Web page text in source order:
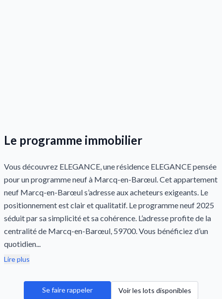
Le programme immobilier
Vous découvrez ELEGANCE, une résidence ELEGANCE pensée
pour un programme neuf à Marcq-en-Barœul. Cet appartement
neuf Marcq-en-Barœul s’adresse aux acheteurs exigeants. Le
positionnement est clair et qualitatif. Le programme neuf 2025
séduit par sa simplicité et sa cohérence. L’adresse profite de la
centralité de Marcq-en-Barœul, 59700. Vous bénéficiez d’un
quotidien...
Lire plus
Se faire rappeler Voir les lots disponibles